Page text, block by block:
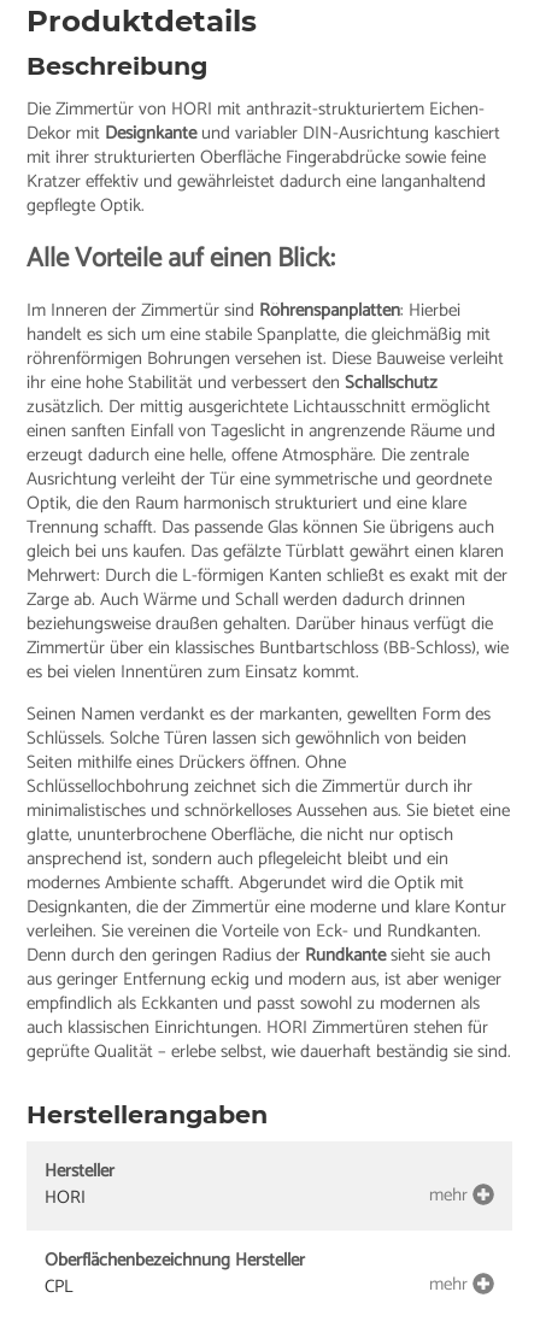
Produktdetails
Beschreibung
Die Zimmertür von HORI mit anthrazit-strukturiertem Eichen-
Dekor mit Designkanteund variabler DIN-Ausrichtung kaschiert
mit ihrer strukturierten Oberfläche Fingerabdrücke sowie feine
Kratzer effektiv und gewährleistet dadurch eine langanhaltend
gepflegte Optik.
Alle Vorteile auf einen Blick:
Im Inneren der Zimmertür sind Röhrenspanplatten: Hierbei
handelt es sich um eine stabile Spanplatte, die gleichmäßig mit
röhrenförmigen Bohrungen versehen ist. Diese Bauweise verleiht
ihr eine hohe Stabilität und verbessert denSchallschutz
zusätzlich. Der mittig ausgerichtete Lichtausschnitt ermöglicht
einen sanften Einfall von Tageslicht in angrenzende Räume und
erzeugt dadurch eine helle, offene Atmosphäre. Die zentrale
Ausrichtung verleiht der Tür eine symmetrische und geordnete
Optik, die den Raum harmonisch strukturiert und eine klare
Trennung schafft. Das passende Glas können Sie übrigens auch
gleich bei uns kaufen. Das gefälzte Türblatt gewährt einen klaren
Mehrwert: Durch die L-förmigen Kanten schließt es exakt mit der
Zarge ab. Auch Wärme und Schall werden dadurch drinnen
beziehungsweise draußen gehalten. Darüber hinaus verfügt die
Zimmertür über ein klassisches Buntbartschloss (BB-Schloss), wie
es bei vielen Innentüren zum Einsatz kommt.
Seinen Namen verdankt es der markanten, gewellten Form des
Schlüssels. Solche Türen lassen sich gewöhnlich von beiden
Seiten mithilfe eines Drückers öffnen. Ohne
Schlüssellochbohrung zeichnet sich die Zimmertür durch ihr
minimalistisches und schnörkelloses Aussehen aus. Sie bietet eine
glatte, ununterbrochene Oberfläche, die nicht nur optisch
ansprechend ist, sondern auch pflegeleicht bleibt und ein
modernes Ambiente schafft. Abgerundet wird die Optik mit
Designkanten, die der Zimmertür eine moderne und klare Kontur
verleihen. Sie vereinen die Vorteile von Eck- und Rundkanten.
Denn durch den geringen Radius der Rundkantesieht sie auch
aus geringer Entfernung eckig und modern aus, ist aber weniger
empfindlich als Eckkanten und passt sowohl zu modernen als
auch klassischen Einrichtungen. HORI Zimmertüren stehen für
geprüfte Qualität – erlebe selbst, wie dauerhaft beständig sie sind.
Herstellerangaben
Hersteller
HORI
mehr
Oberflächenbezeichnung Hersteller
CPL
mehr